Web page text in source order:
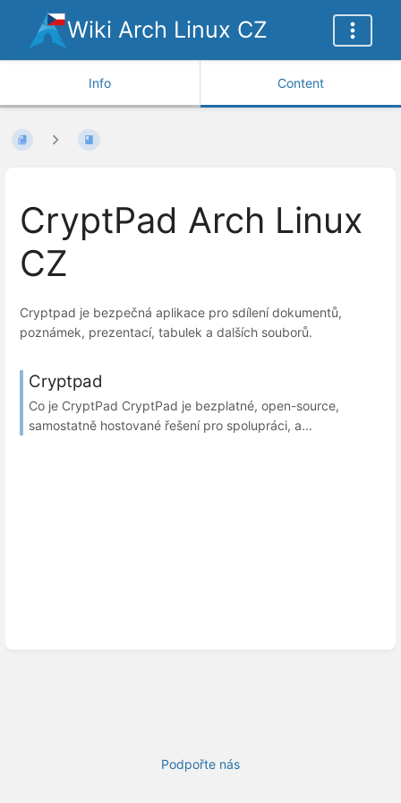
Wiki Arch Linux CZ
Info Content
CryptPad Arch Linux
CZ
Cryptpad je bezpečná aplikace pro sdílení dokumentů,
poznámek, prezentací, tabulek a dalších souborů.
Cryptpad
Co je CryptPad CryptPad je bezplatné, open-source,
samostatně hostované řešení pro spolupráci, a...
Podpořte nás